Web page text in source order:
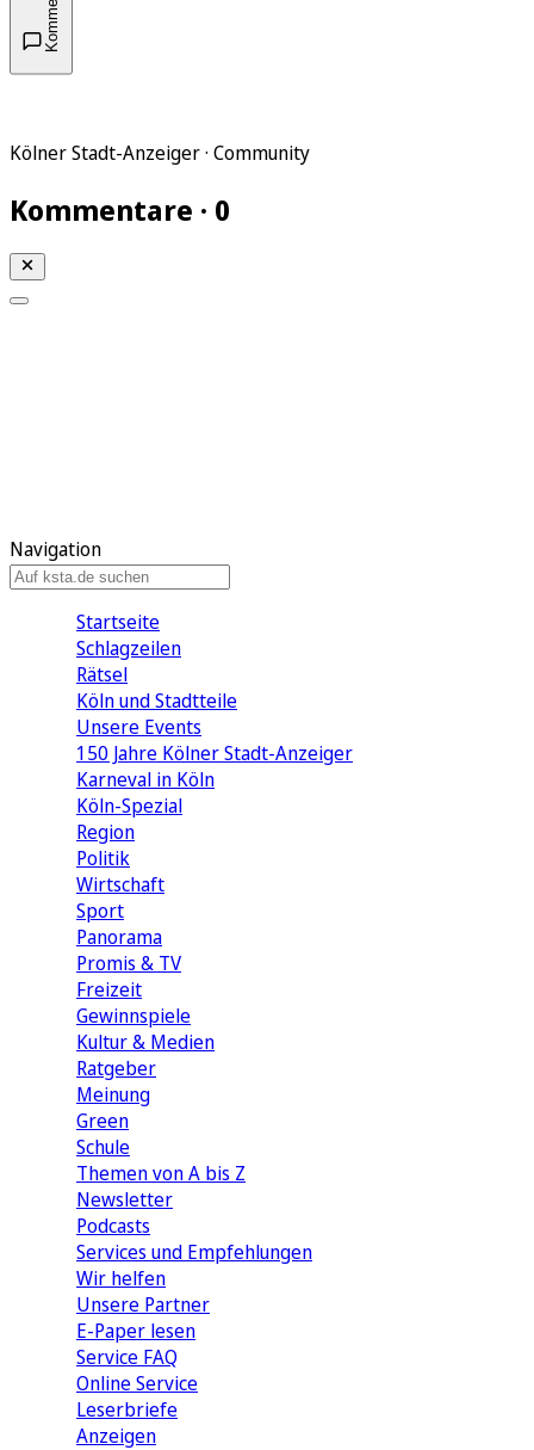
Kölner Stadt-Anzeiger · Community
Kommentare · 0
Navigation
Startseite
Schlagzeilen
Rätsel
Köln und Stadtteile
Unsere Events
150 Jahre Kölner Stadt-Anzeiger
Karneval in Köln
Köln-Spezial
Region
Politik
Wirtschaft
Sport
Panorama
Promis & TV
Freizeit
Gewinnspiele
Kultur & Medien
Ratgeber
Meinung
Green
Schule
Themen von A bis Z
Newsletter
Podcasts
Services und Empfehlungen
Wir helfen
Unsere Partner
E-Paper lesen
Service FAQ
Online Service
Leserbriefe
Anzeigen